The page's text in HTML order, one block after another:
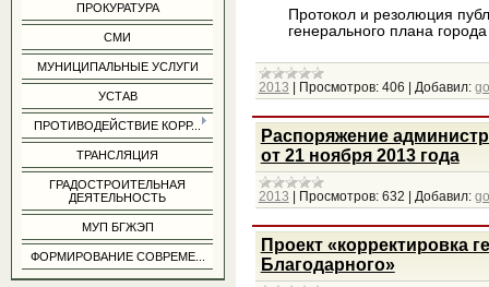
ПРОКУРАТУРА
СМИ
МУНИЦИПАЛЬНЫЕ УСЛУГИ
УСТАВ
ПРОТИВОДЕЙСТВИЕ КОРР...
ТРАНСЛЯЦИЯ
ГРАДОСТРОИТЕЛЬНАЯ
ДЕЯТЕЛЬНОСТЬ
МУП БГЖЭП
ФОРМИРОВАНИЕ СОВРЕМЕ...
Протокол и резолюция
генерального плана
2013 Просмотров: 406 Добавил:
Распоряжение
от 21 ноября 2013 года
2013 | Просмотров: 632 | Добавил:
Проект «корректировка
Благодарного»